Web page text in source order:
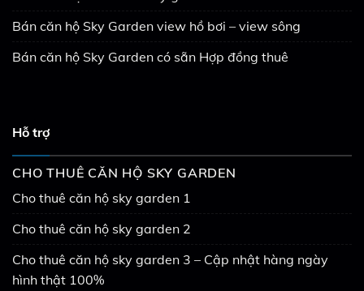
Bán căn hộ Sky Garden view hồ bơi – view sông
Bán căn hộ Sky Garden có sẵn Hợp đồng thuê
Hỗ trợ
CHO THUÊ CĂN HỘ SKY GARDEN
Cho thuê căn hộ sky garden 1
Cho thuê căn hộ sky garden 2
Cho thuê căn hộ sky garden 3 – Cập nhật hàng ngày
hình thật 100%